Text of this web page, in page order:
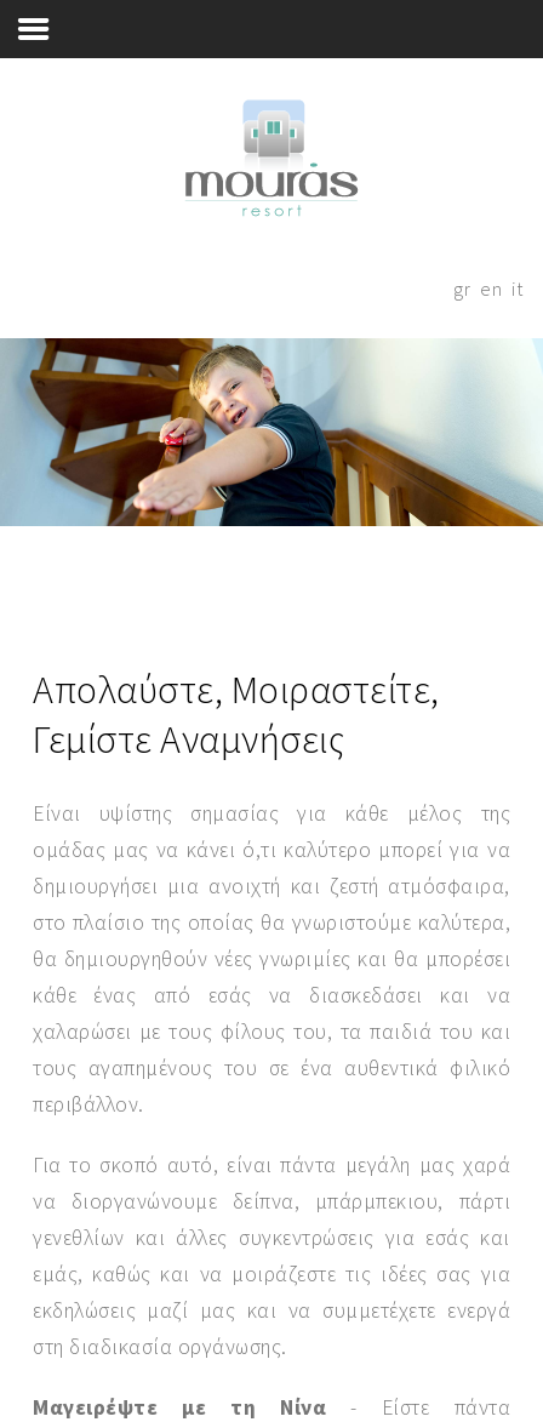
Περιοχή
Αστυπάλαια
Blog
Book Now
it
en
gr
Απολαύστε, Μοιραστείτε,
Γεμίστε Αναμνήσεις
Είναι υψίστης σημασίας για κάθε μέλος της
ομάδας μας να κάνει ό,τι καλύτερο μπορεί για να
δημιουργήσει μια ανοιχτή και ζεστή ατμόσφαιρα,
στο πλαίσιο της οποίας θα γνωριστούμε καλύτερα,
θα δημιουργηθούν νέες γνωριμίες και θα μπορέσει
κάθε ένας από εσάς να διασκεδάσει και να
χαλαρώσει με τους φίλους του, τα παιδιά του και
τους αγαπημένους του σε ένα αυθεντικά φιλικό
περιβάλλον.
Για το σκοπό αυτό, είναι πάντα μεγάλη μας χαρά
να διοργανώνουμε δείπνα, μπάρμπεκιου, πάρτι
γενεθλίων και άλλες συγκεντρώσεις για εσάς και
εμάς, καθώς και να μοιράζεστε τις ιδέες σας για
εκδηλώσεις μαζί μας και να συμμετέχετε ενεργά
στη διαδικασία οργάνωσης.
Μαγειρέψτε με τη Νίνα - Είστε πάντα
RoomBooking
shortly.
SEND MESSAGE